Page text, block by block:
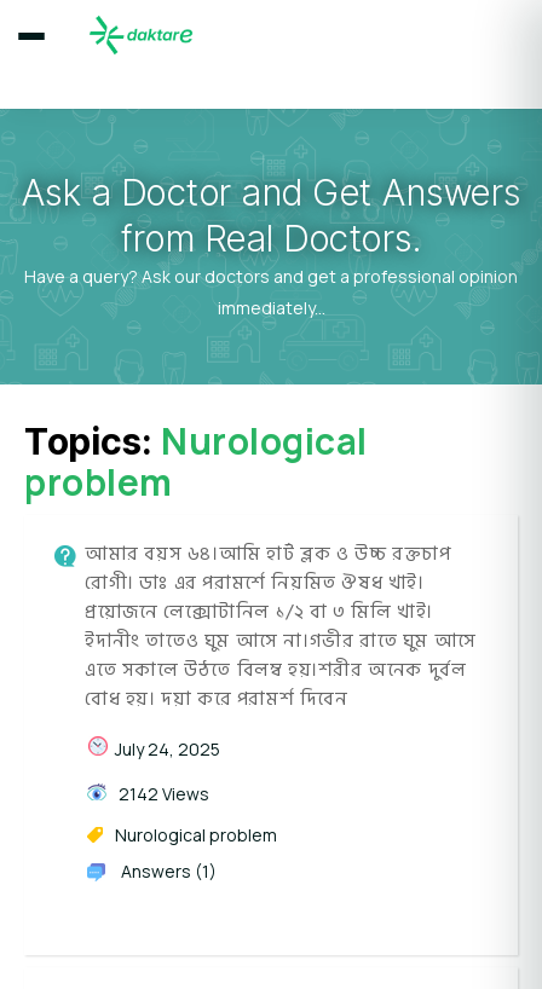
Ask a Doctor and Get Answers
from Real Doctors.
Have a query? Ask our doctors and get a professional opinion
immediately...
Topics: Nurological
problem
আমার বয়স ৬৪।আমি হার্ট ব্লক ও উচ্চ রক্তচাপ
রোগী। ডাঃ এর পরামর্শে নিয়মিত ঔষধ খাই।
প্রয়োজনে লেক্সোটানিল ১/২ বা ৩ মিলি খাই।
ইদানীং তাতেও ঘুম আসে না।গভীর রাতে ঘুম আসে
এতে সকালে উঠতে বিলম্ব হয়।শরীর অনেক দুর্বল
বোধ হয়। দয়া করে পরামর্শ দিবেন
July 24, 2025
2142 Views
Nurological problem
Answers (1)